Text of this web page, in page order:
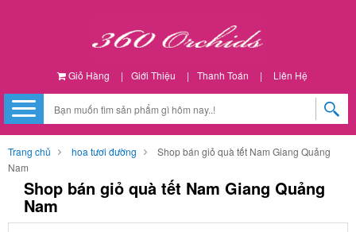
Giỏ Hàng | Giới Thiệu | Thanh Toán | Liên Hệ
Trang chủ hoa tươi đường
Shop bán giỏ quà tết Nam Giang Quảng
Nam
Shop bán giỏ quà tết Nam Giang Quảng
Nam